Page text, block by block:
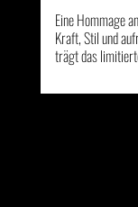
Eine Hommage
Kraft, Stil und
trägt das